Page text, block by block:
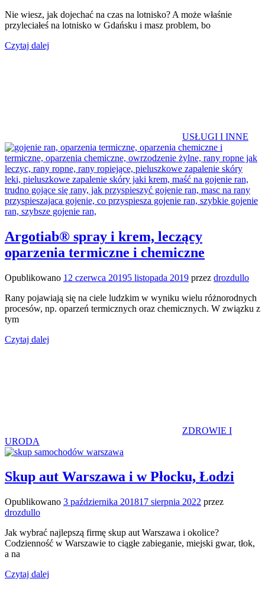
Nie wiesz, jak dojechać na czas na lotnisko? A może właśnie
przyleciałeś na lotnisko w Gdańsku i masz problem, bo
Czytaj dalej
USŁUGI I INNE
Argotiab® spray i krem, leczący
oparzenia termiczne i chemiczne
Opublikowano 12 czerwca 20195 listopada 2019 przez drozdullo
Rany pojawiają się na ciele ludzkim w wyniku wielu różnorodnych
procesów, np. oparzeń termicznych oraz chemicznych. W związku z
tym
Czytaj dalej
ZDROWIE I
URODA
Skup aut Warszawa i w Płocku, Łodzi
Opublikowano 3 października 201817 sierpnia 2022 przez
drozdullo
Jak wybrać najlepszą firmę skup aut Warszawa i okolice?
Codzienność w Warszawie to ciągłe zabieganie, miejski gwar, tłok,
a na
Czytaj dalej